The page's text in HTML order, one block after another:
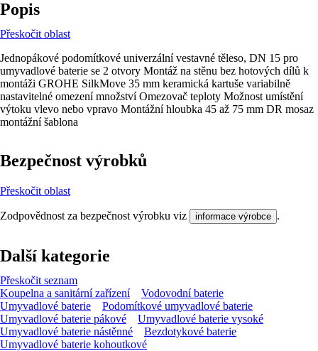
Popis
Přeskočit oblast
Jednopákové podomítkové univerzální vestavné těleso, DN 15 pro
umyvadlové baterie se 2 otvory Montáž na stěnu bez hotových dílů k
montáži GROHE SilkMove 35 mm keramická kartuše variabilně
nastavitelné omezení množství Omezovač teploty Možnost umístění
výtoku vlevo nebo vpravo Montážní hloubka 45 až 75 mm DR mosaz
montážní šablona
Bezpečnost výrobků
Přeskočit oblast
Zodpovědnost za bezpečnost výrobku viz informace výrobce .
Další kategorie
Přeskočit seznam
Koupelna a sanitární zařízení
Vodovodní baterie
Umyvadlové baterie
Podomítkové umyvadlové baterie
Umyvadlové baterie pákové
Umyvadlové baterie vysoké
Umyvadlové baterie nástěnné
Bezdotykové baterie
Umyvadlové baterie kohoutkové